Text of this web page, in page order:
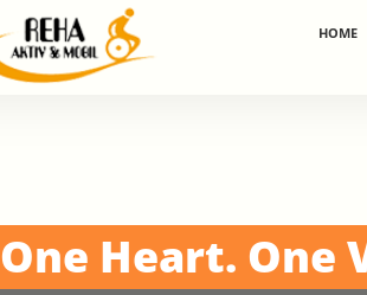
HOME
One Heart. One